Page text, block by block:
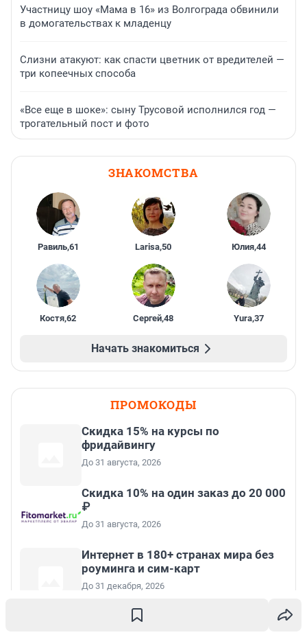
Участницу шоу «Мама в 16» из Волгограда обвинили
в домогательствах к младенцу
Слизни атакуют: как спасти цветник от вредителей —
три копеечных способа
«Все еще в шоке»: сыну Трусовой исполнился год —
трогательный пост и фото
ЗНАКОМСТВА
Равиль,61 Larisa,50 Юлия,44
Костя,62 Сергей,48 Yura,37
Начать знакомиться
ПРОМОКОДЫ
Скидка 15% на курсы по
фридайвингу
До 31 августа, 2026
Скидка 10% на один заказ до 20 000
₽
До 31 августа, 2026
Интернет в 180+ странах мира без
роуминга и сим-карт
До 31 декабря, 2026
Скидка 50% от 800 ₽ на первый